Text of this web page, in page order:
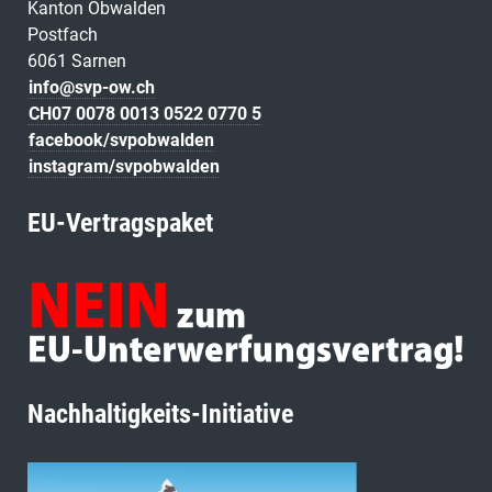
Kanton Obwalden
Postfach
6061 Sarnen
info@svp-ow.ch
CH07 0078 0013 0522 0770 5
facebook/svpobwalden
instagram/svpobwalden
EU-Vertragspaket
Nachhaltigkeits-Initiative